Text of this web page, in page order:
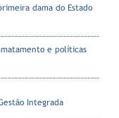
dama do Estado
e políticas
Integrada